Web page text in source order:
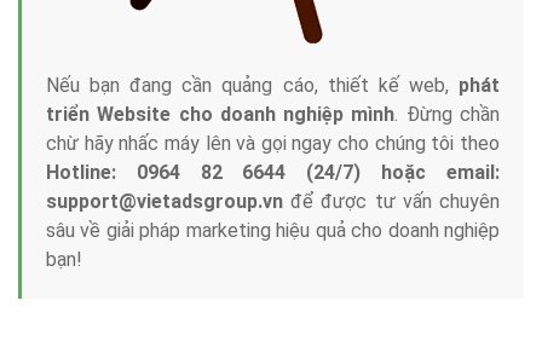
Nếu bạn đang cần quảng cáo, thiết kế web, phát
triển Website cho doanh nghiệp mình. Đừng chần
chừ hãy nhấc máy lên và gọi ngay cho chúng tôi theo
Hotline: 0964 82 6644 (24/7) hoặc email:
support@vietadsgroup.vn để được tư vấn chuyên
sâu về giải pháp marketing hiệu quả cho doanh nghiệp
bạn!